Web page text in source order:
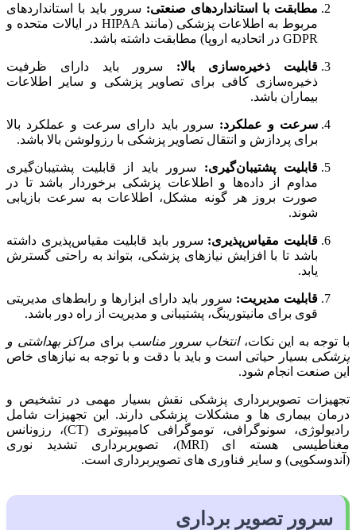
مطابقت با استانداردهای صنعتی: سرور باید با استانداردهای
مربوط به اطلاعات پزشکی (مانند HIPAA در ایالات متحده و
GDPR در اتحادیه اروپا) مطابقت داشته باشد.
قابلیت ذخیره‌سازی بالا: سرور باید دارای ظرفیت
ذخیره‌سازی کافی برای تصاویر پزشکی و سایر اطلاعات
بیماران باشد.
سرعت و عملکرد: سرور باید دارای سرعت و عملکرد بالا
برای پردازش و انتقال تصاویر پزشکی با رزولوشن بالا باشد.
قابلیت پشتیبان‌گیری: سرور باید از قابلیت پشتیبان‌گیری
مداوم از داده‌ها و اطلاعات پزشکی برخوردار باشد تا در
صورت بروز هر گونه مشکل، اطلاعات به سرعت بازیابی
شوند.
قابلیت مقیاس‌پذیری: سرور باید قابلیت مقیاس‌پذیری داشته
باشد تا با افزایش نیازهای پزشکی، بتواند به راحتی گسترش
یابد.
قابلیت مدیریت: سرور باید دارای ابزارها و رابط‌های مدیریتی
قوی برای مانیتورینگ، پشتیبانی و مدیریت از راه دور باشد.
با توجه به این نکات، انتخاب سرور مناسب برای مراکز بهداشتی و
پزشکی بسیار حیاتی است و باید با دقت و با توجه به نیازهای خاص
این صنعت انجام شود.
تجهیزات تصویربرداری پزشکی نقش بسیار مهمی در تشخیص و
درمان بیماری ها و مشکلات پزشکی دارند. این تجهیزات شامل
رادیولوژی، سونوگرافی، توموگرافی کامپیوتری (CT)، رزونانس
مغناطیسی هسته ای (MRI)، تصویربرداری تشدید نوری
(آندوسکوپی) و سایر فناوری های تصویربرداری است.
سرور تصویر برداری